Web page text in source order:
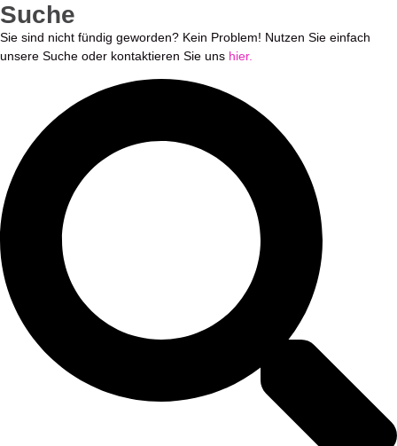
Suche
Sie sind nicht fündig geworden? Kein Problem! Nutzen Sie einfach
unsere Suche oder kontaktieren Sie uns hier.